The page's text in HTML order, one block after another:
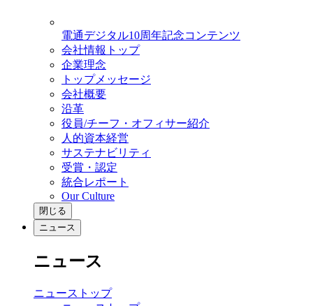
電通デジタル10周年記念コンテンツ
会社情報トップ
企業理念
トップメッセージ
会社概要
沿革
役員/チーフ・オフィサー紹介
人的資本経営
サステナビリティ
受賞・認定
統合レポート
Our Culture
閉じる
ニュース
ニュース
ニューストップ